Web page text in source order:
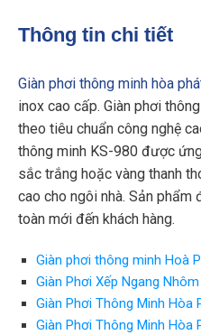
Thông tin chi tiết
Giàn phơi thông minh hòa
inox cao cấp. Giàn phơi
theo tiêu chuẩn công nghệ
thông minh KS-980 được
sắc trắng hoặc vàng thanh
cao cho ngôi nhà. Sản phẩm
toàn mới đến khách hàng.
Giàn phơi thông minh Hoà
Giàn Phơi Xếp Ngang
Giàn Phơi Thông Minh Hòa
Giàn Phơi Thông Minh Hòa